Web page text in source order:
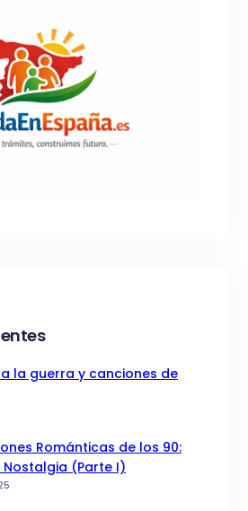
la guerra y canciones de
Románticas de los 90:
Nostalgia (Parte I)